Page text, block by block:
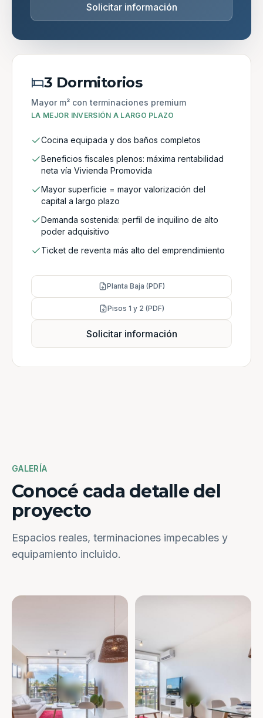
Solicitar información
3 Dormitorios
Mayor m² con terminaciones premium
LA MEJOR INVERSIÓN A LARGO PLAZO
Cocina equipada y dos baños completos
Beneficios fiscales plenos: máxima rentabilidad
neta vía Vivienda Promovida
Mayor superficie = mayor valorización del
capital a largo plazo
Demanda sostenida: perfil de inquilino de alto
poder adquisitivo
Ticket de reventa más alto del emprendimiento
Planta Baja (PDF)
Pisos 1 y 2 (PDF)
Solicitar información
GALERÍA
Conocé cada detalle del
proyecto
Espacios reales, terminaciones impecables y
equipamiento incluido.